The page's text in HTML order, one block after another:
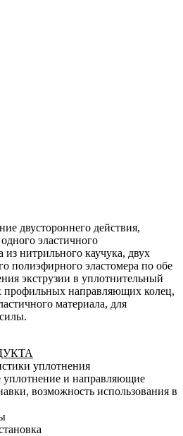
двустороннего действия,
эластичного
из нитрильного каучука, двух
полиэфирного эластомера по обе
экструзии в уплотнительный
профильных направляющих колец,
материала, для
уплотнения
уплотнение и направляющие
возможность использования в